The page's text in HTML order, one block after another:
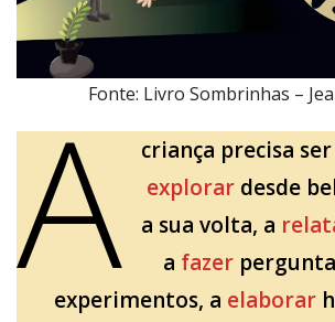
Fonte: Livro Sombrinhas –
A
criança precisa
explorar desde
a sua volta, a
a fazer
experimentos, a elaborar